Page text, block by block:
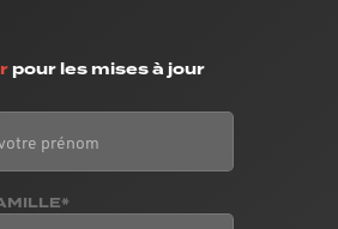
pour les mises à jour